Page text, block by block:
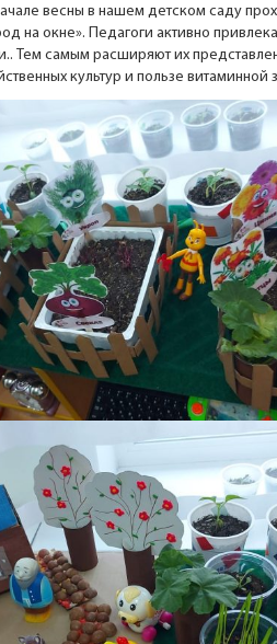
весны в нашем детском саду
на окне». Педагоги активно
Тем самым расширяют их
культур и пользе витаминной